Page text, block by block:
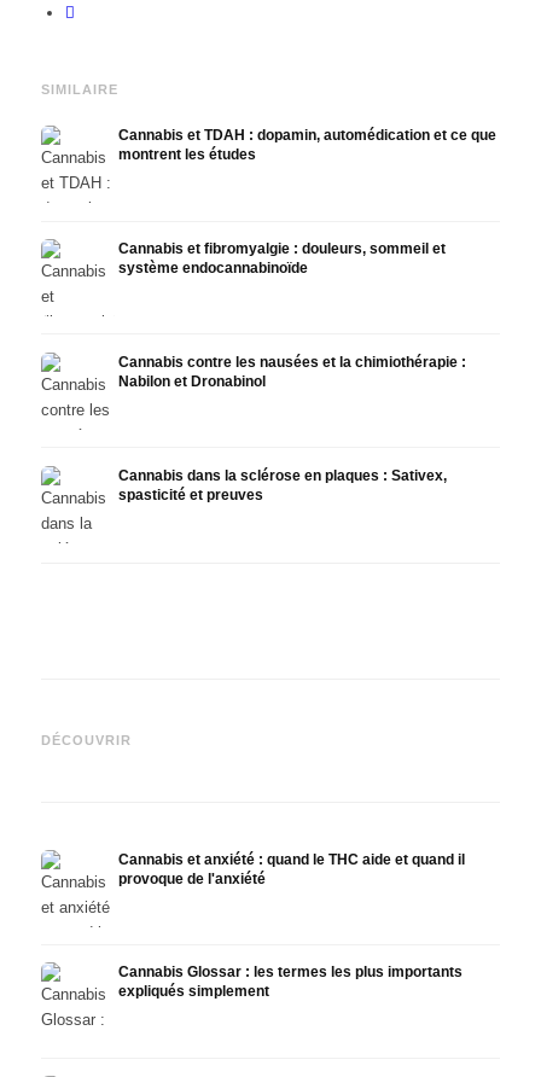
SIMILAIRE
Cannabis et TDAH : dopamin, automédication et ce que
montrent les études
Cannabis et fibromyalgie : douleurs, sommeil et
système endocannabinoïde
Cannabis contre les nausées et la chimiothérapie :
Nabilon et Dronabinol
Cannabis dans la sclérose en plaques : Sativex,
spasticité et preuves
DÉCOUVRIR
CBD, Epidiolex et l'état actuel
Cannabis et anxiété : quand le THC aide et quand il
provoque de l'anxiété
Cannabis Glossar : les termes les plus importants
expliqués simplement